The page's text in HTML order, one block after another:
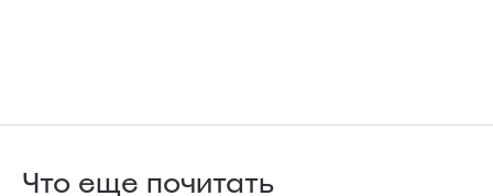
Что еще почитать